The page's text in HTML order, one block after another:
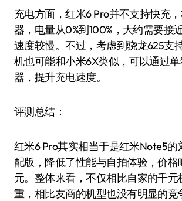
充电方面，红米6 Pro并不支持快充
器，电量从0%到100%，大约需要接
速度较慢。不过，考虑到骁龙625支
机也可能和小米6X类似，可以通过
器，提升充电速度。
评测总结：
红米6 Pro其实相当于是红米Note5的
配版，降低了性能与自拍体验，价格
元。整体来看，不仅相比自家的千元
重，相比友商的机型也没有明显的竞